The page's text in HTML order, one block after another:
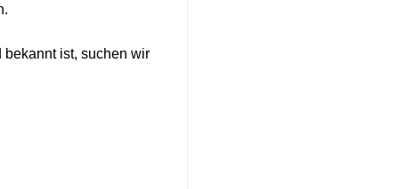
bekannt ist, suchen wir